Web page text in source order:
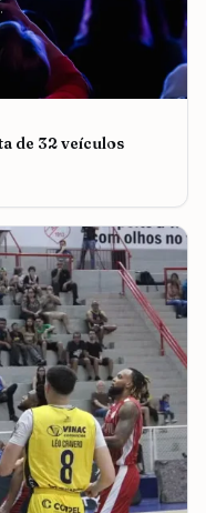
de 32 veículos